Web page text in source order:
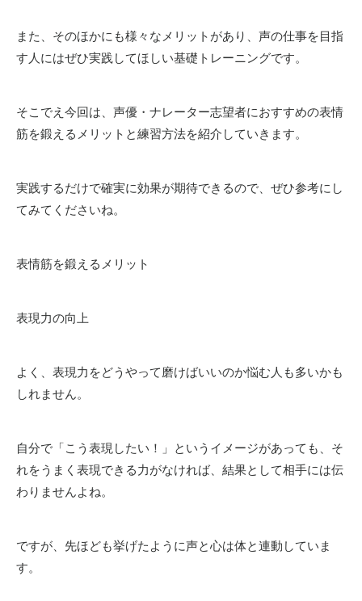
また、そのほかにも様々なメリットがあり、声の仕事を目指
す人にはぜひ実践してほしい基礎トレーニングです。
そこでえ今回は、声優・ナレーター志望者におすすめの表情
筋を鍛えるメリットと練習方法を紹介していきます。
実践するだけで確実に効果が期待できるので、ぜひ参考にし
てみてくださいね。
表情筋を鍛えるメリット
表現力の向上
よく、表現力をどうやって磨けばいいのか悩む人も多いかも
しれません。
自分で「こう表現したい！」というイメージがあっても、そ
れをうまく表現できる力がなければ、結果として相手には伝
わりませんよね。
ですが、先ほども挙げたように声と心は体と連動していま
す。